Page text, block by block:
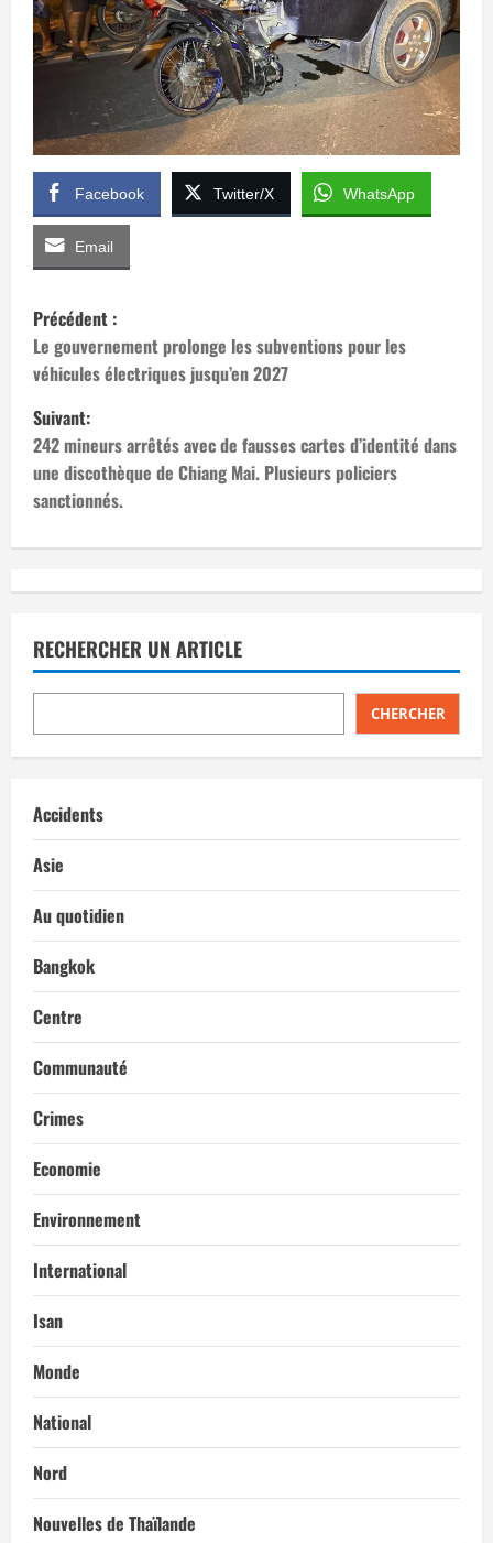
Facebook Twitter/X WhatsApp
Email
N
a
v
i
g
a
t
i
o
n
d
’
a
r
t
i
c
l
e
Précédent :
Le gouvernement prolonge les subventions pour les
véhicules électriques jusqu’en 2027
Suivant:
242 mineurs arrêtés avec de fausses cartes d’identité dans
une discothèque de Chiang Mai. Plusieurs policiers
sanctionnés.
RECHERCHER UN ARTICLE
CHERCHER
Accidents
Asie
Au quotidien
Bangkok
Centre
Communauté
Crimes
Economie
Environnement
International
Isan
Monde
National
Nord
Nouvelles de Thaïlande